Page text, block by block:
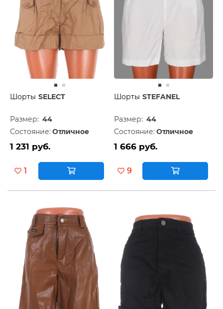
Шорты SELECT
Размер: 44
Состояние: Отличное
1 231 руб.
1
Шорты STEFANEL
Размер: 44
Состояние: Отличное
1 666 руб.
9